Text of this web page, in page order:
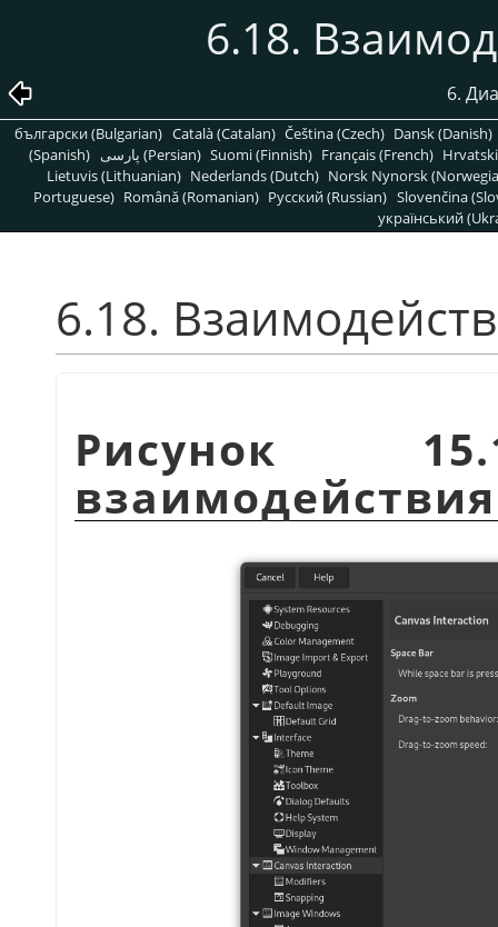
6.18.
6.
български (Bulgarian) Català (Catalan) Čeština (Czech) Dansk (Danish)
(Spanish)
پارسی (Persian) Suomi (Finnish) Français (French)
Lietuvis (Lithuanian) Nederlands (Dutch) Norsk Nynorsk
Portuguese) Română (Romanian) Pусский (Russian) Slovenčina
український
6.18.
Рисунок